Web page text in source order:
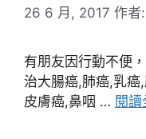
26 6 月, 2017 作者:
有朋友因行動不便
治大腸癌,肺癌,乳
皮膚癌,鼻咽 … 閱讀